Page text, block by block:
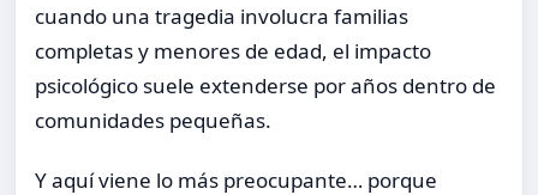
cuando una tragedia involucra familias
completas y menores de edad, el impacto
psicológico suele extenderse por años dentro de
comunidades pequeñas.
Y aquí viene lo más preocupante… porque